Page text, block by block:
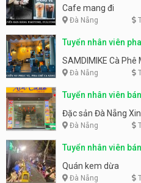
Cafe mang đi
Đà Nẵng
Tuyển nhân viên
SAMDIMIKE Cà Phê
Đà Nẵng
Tuyển nhân viên
Nẵng
Đặc sản Đà Nẵng
Đà Nẵng
Tuyển nhân viên
Quán kem dừa
Đà Nẵng